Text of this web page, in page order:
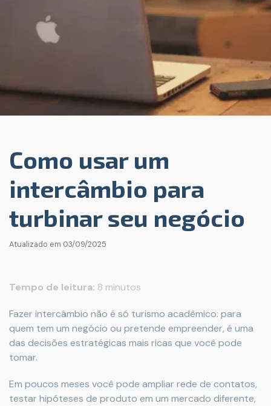
Como usar um
intercâmbio para
turbinar seu negócio
Atualizado em 03/09/2025
Tempo de leitura: 8 minutos
Fazer intercâmbio não é só turismo acadêmico: para
quem tem um negócio ou pretende empreender, é uma
das decisões estratégicas mais ricas que você pode
tomar.
Em poucos meses você pode ampliar rede de contatos,
testar hipóteses de produto em um mercado diferente,